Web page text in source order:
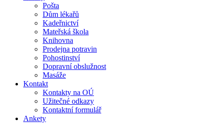
Pošta
Dům lékařů
Kadeřnictví
Mateřská škola
Knihovna
Prodejna potravin
Pohostinství
Dopravní obslužnost
Masáže
Kontakt
Kontakty na OÚ
Užitečné odkazy
Kontaktní formulář
Ankety